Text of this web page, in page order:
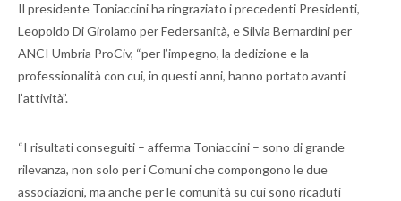
Il presidente Toniaccini ha ringraziato i precedenti Presidenti,
Leopoldo Di Girolamo per Federsanità, e Silvia Bernardini per
ANCI Umbria ProCiv, “per l’impegno, la dedizione e la
professionalità con cui, in questi anni, hanno portato avanti
l’attività”.
“I risultati conseguiti – afferma Toniaccini – sono di grande
rilevanza, non solo per i Comuni che compongono le due
associazioni, ma anche per le comunità su cui sono ricaduti